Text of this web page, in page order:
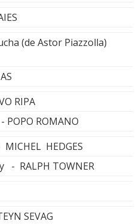
(de Astor Piazzolla)
RIPA
ROMANO
HEDGES
- RALPH TOWNER
SEVAG